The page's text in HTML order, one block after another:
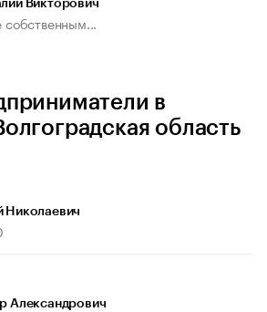
Викторович
собственным...
в
область
Николаевич
Александрович